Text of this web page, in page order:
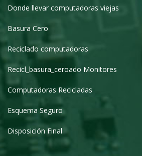
Donde llevar computadoras viejas
Basura Cero
Reciclado computadoras
Recicl_basura_ceroado Monitores
Computadoras Recicladas
Esquema Seguro
Disposición Final